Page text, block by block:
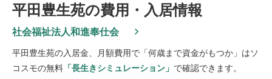
平田豊生苑の費用・入居情報
社会福祉法人和進奉仕会
平田豊生苑の入居金、月額費用で「何歳まで資金がもつか」はソ
コスモの無料 「長生きシミュレーション」 で確認できます。